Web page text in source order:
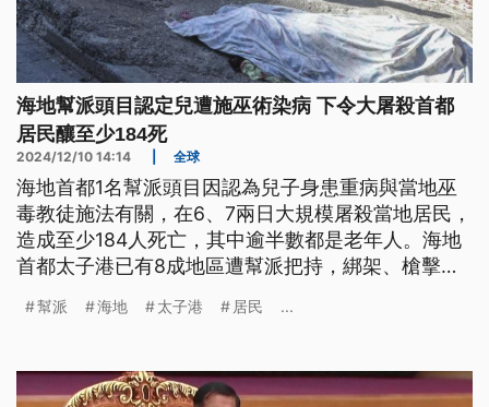
海地幫派頭目認定兒遭施巫術染病 下令大屠殺首都
居民釀至少184死
2024/12/10 14:14 全球
海地首都1名幫派頭目因認為兒子身患重病與當地巫
毒教徒施法有關，在6、7兩日大規模屠殺當地居民，
造成至少184人死亡，其中逾半數都是老年人。海地
首都太子港已有8成地區遭幫派把持，綁架、槍擊都
有5000人因此喪生。
幫派 海地 太子港 居民 ...